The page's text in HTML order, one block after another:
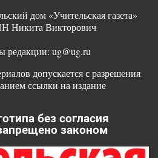
дом «Учительская газета»
Никита Викторович
редакции: ug@ug.ru
допускается с разрешения
ссылки на издание
без согласия
законом